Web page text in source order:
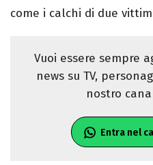
come i calchi di due
Vuoi essere sempre
news su TV,
nostro
Entra nel